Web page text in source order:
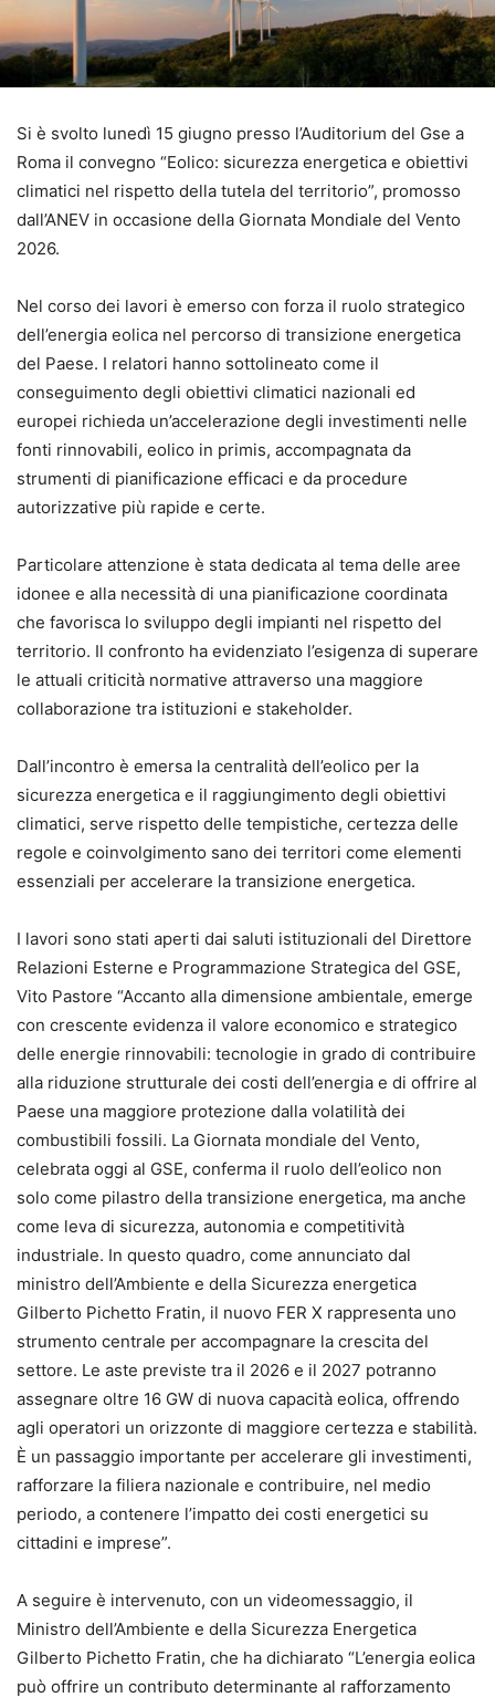
Si è svolto lunedì 15 giugno presso l’Auditorium del Gse a
Roma il convegno “Eolico: sicurezza energetica e obiettivi
climatici nel rispetto della tutela del territorio”, promosso
dall’ANEV in occasione della Giornata Mondiale del Vento
2026.
Nel corso dei lavori è emerso con forza il ruolo strategico
dell’energia eolica nel percorso di transizione energetica
del Paese. I relatori hanno sottolineato come il
conseguimento degli obiettivi climatici nazionali ed
europei richieda un’accelerazione degli investimenti nelle
fonti rinnovabili, eolico in primis, accompagnata da
strumenti di pianificazione efficaci e da procedure
autorizzative più rapide e certe.
Particolare attenzione è stata dedicata al tema delle aree
idonee e alla necessità di una pianificazione coordinata
che favorisca lo sviluppo degli impianti nel rispetto del
territorio. Il confronto ha evidenziato l’esigenza di superare
le attuali criticità normative attraverso una maggiore
collaborazione tra istituzioni e stakeholder.
Dall’incontro è emersa la centralità dell’eolico per la
sicurezza energetica e il raggiungimento degli obiettivi
climatici, serve rispetto delle tempistiche, certezza delle
regole e coinvolgimento sano dei territori come elementi
essenziali per accelerare la transizione energetica.
I lavori sono stati aperti dai saluti istituzionali del Direttore
Relazioni Esterne e Programmazione Strategica del GSE,
Vito Pastore “Accanto alla dimensione ambientale, emerge
con crescente evidenza il valore economico e strategico
delle energie rinnovabili: tecnologie in grado di contribuire
alla riduzione strutturale dei costi dell’energia e di offrire al
Paese una maggiore protezione dalla volatilità dei
combustibili fossili. La Giornata mondiale del Vento,
celebrata oggi al GSE, conferma il ruolo dell’eolico non
solo come pilastro della transizione energetica, ma anche
come leva di sicurezza, autonomia e competitività
industriale. In questo quadro, come annunciato dal
ministro dell’Ambiente e della Sicurezza energetica
Gilberto Pichetto Fratin, il nuovo FER X rappresenta uno
strumento centrale per accompagnare la crescita del
settore. Le aste previste tra il 2026 e il 2027 potranno
assegnare oltre 16 GW di nuova capacità eolica, offrendo
agli operatori un orizzonte di maggiore certezza e stabilità.
È un passaggio importante per accelerare gli investimenti,
rafforzare la filiera nazionale e contribuire, nel medio
periodo, a contenere l’impatto dei costi energetici su
cittadini e imprese”.
A seguire è intervenuto, con un videomessaggio, il
Ministro dell’Ambiente e della Sicurezza Energetica
Gilberto Pichetto Fratin, che ha dichiarato “L’energia eolica
può offrire un contributo determinante al rafforzamento